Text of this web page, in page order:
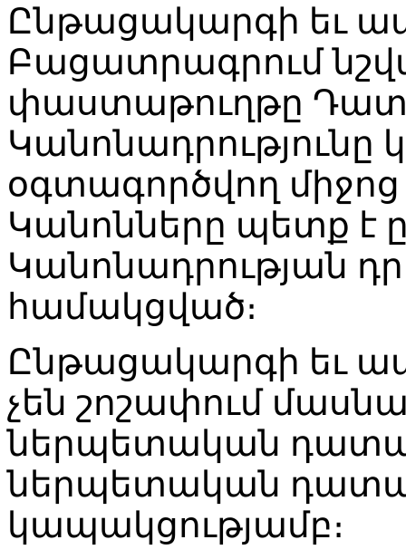
Ընթացակարգի եւ
Բացատրագրում
փաստաթուղթը
Կանոնադրությունը
օգտագործվող միջոց
Կանոնները պետք է
Կանոնադրության
համակցված։
Ընթացակարգի եւ
չեն շոշափում
ներպետական
ներպետական
կապակցությամբ։